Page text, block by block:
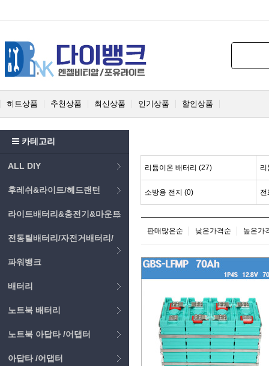
히트상품 추천상품 최신상품 인기상품 할인상품
카테고리
ALL DIY
후레쉬&라이트/헤드랜턴
라이트배터리&충전기&마운트
전동릴배터리/자전거배터리/
파워뱅크
배터리
노트북 배터리
노트북 아답타 /어댑터
아답타 /어댑터
리튬이온 배터리 (27) 리
소방용 전지 (0) 전
판매많은순 낮은가격순 높은가